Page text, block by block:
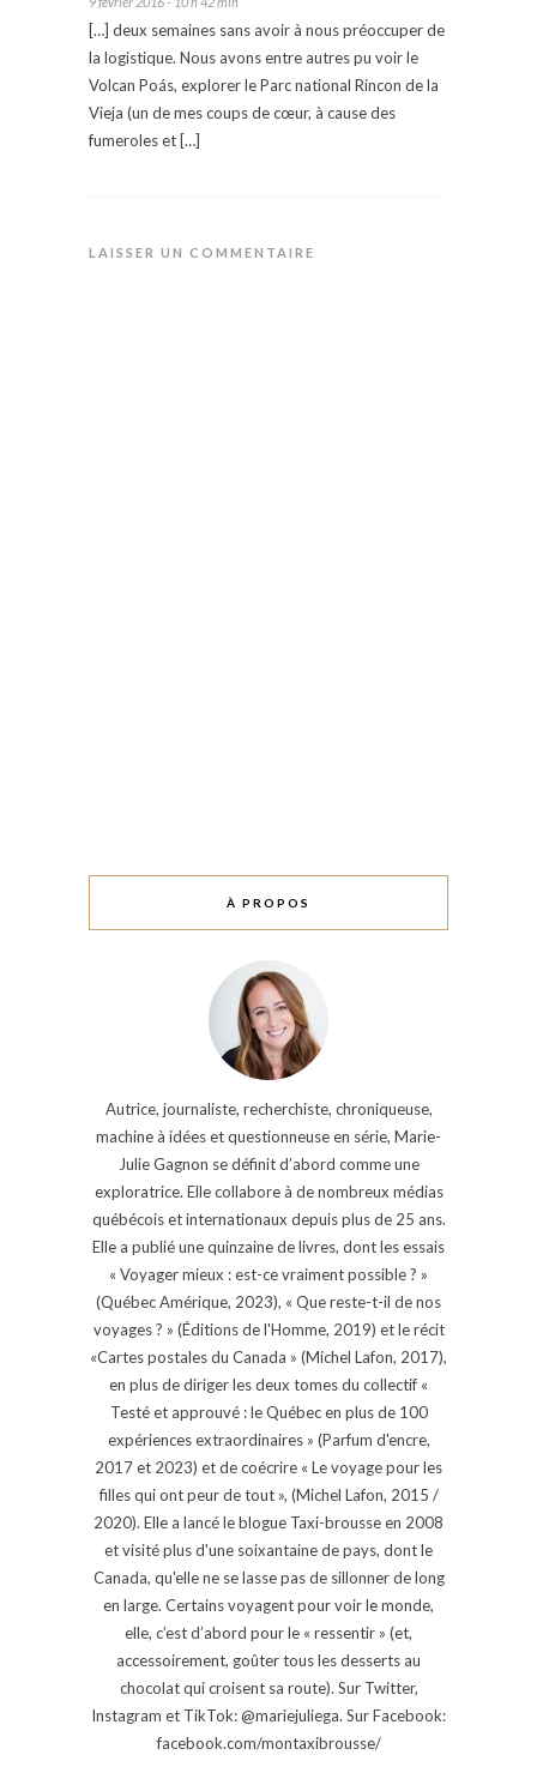
[…] deux semaines sans avoir à nous préoccuper de
la logistique. Nous avons entre autres pu voir le
Volcan Poás, explorer le Parc national Rincon de la
Vieja (un de mes coups de cœur, à cause des
fumeroles et […]
LAISSER UN COMMENTAIRE
À PROPOS
Autrice, journaliste, recherchiste, chroniqueuse,
machine à idées et questionneuse en série, Marie-
Julie Gagnon se définit d’abord comme une
exploratrice. Elle collabore à de nombreux médias
québécois et internationaux depuis plus de 25 ans.
Elle a publié une quinzaine de livres, dont les essais
« Voyager mieux : est-ce vraiment possible ? »
(Québec Amérique, 2023), « Que reste-t-il de nos
voyages ? » (Éditions de l'Homme, 2019) et le récit
«Cartes postales du Canada » (Michel Lafon, 2017),
en plus de diriger les deux tomes du collectif «
Testé et approuvé : le Québec en plus de 100
expériences extraordinaires » (Parfum d'encre,
2017 et 2023) et de coécrire « Le voyage pour les
filles qui ont peur de tout », (Michel Lafon, 2015 /
2020). Elle a lancé le blogue Taxi-brousse en 2008
et visité plus d'une soixantaine de pays, dont le
Canada, qu'elle ne se lasse pas de sillonner de long
en large. Certains voyagent pour voir le monde,
elle, c’est d’abord pour le « ressentir » (et,
accessoirement, goûter tous les desserts au
chocolat qui croisent sa route). Sur Twitter,
Instagram et TikTok: @mariejuliega. Sur Facebook:
facebook.com/montaxibrousse/